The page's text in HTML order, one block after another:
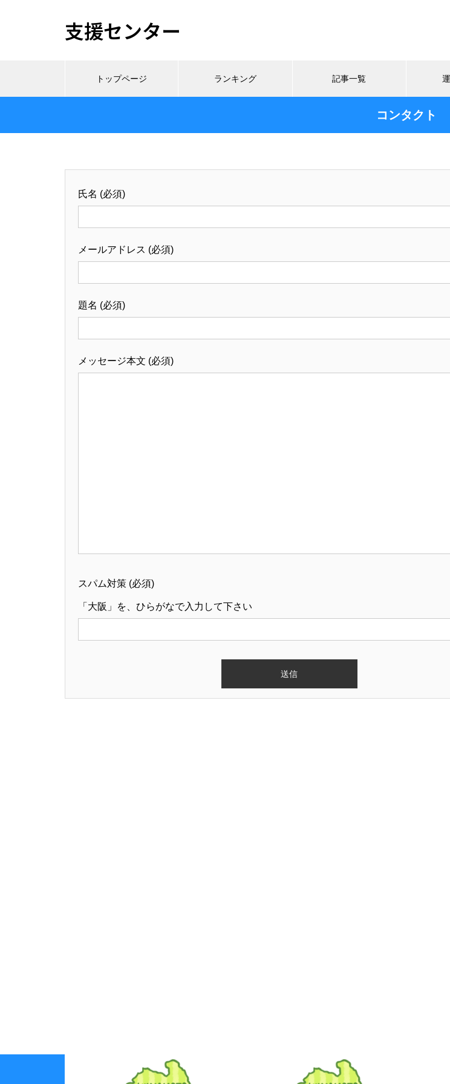
支援センター
トップページ ランキング 記事一覧
コンタクト
氏名 (必須)
メールアドレス (必須)
題名 (必須)
メッセージ本文 (必須)
スパム対策 (必須)
「大阪」を、ひらがなで入力して下さい